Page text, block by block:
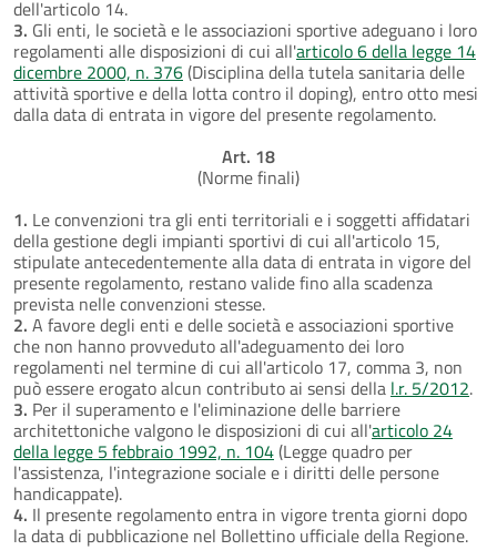
dell'articolo 14.
3. Gli enti, le società e le associazioni sportive adeguano i loro
regolamenti alle disposizioni di cui all'articolo 6 della legge 14
dicembre 2000, n. 376(Disciplina della tutela sanitaria delle
attività sportive e della lotta contro il doping), entro otto mesi
dalla data di entrata in vigore del presente regolamento.
Art. 18
(Norme finali)
1. Le convenzioni tra gli enti territoriali e i soggetti affidatari
della gestione degli impianti sportivi di cui all'articolo 15,
stipulate antecedentemente alla data di entrata in vigore del
presente regolamento, restano valide fino alla scadenza
prevista nelle convenzioni stesse.
2. A favore degli enti e delle società e associazioni sportive
che non hanno provveduto all'adeguamento dei loro
regolamenti nel termine di cui all'articolo 17, comma 3, non
può essere erogato alcun contributo ai sensi della l.r. 5/2012.
3. Per il superamento e l'eliminazione delle barriere
architettoniche valgono le disposizioni di cui all'articolo 24
della legge 5 febbraio 1992, n. 104(Legge quadro per
l'assistenza, l'integrazione sociale e i diritti delle persone
handicappate).
4. Il presente regolamento entra in vigore trenta giorni dopo
la data di pubblicazione nel Bollettino ufficiale della Regione.